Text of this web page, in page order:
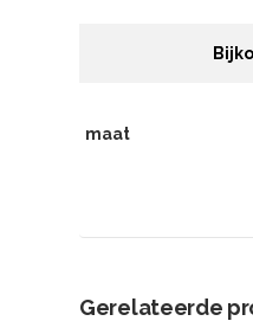
maat
Gerelateerde